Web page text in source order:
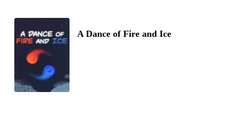
A Dance of Fire and Ice